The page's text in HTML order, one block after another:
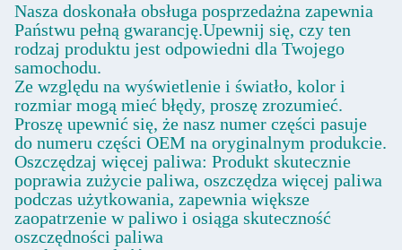
Nasza doskonała obsługa posprzedażna zapewnia
Państwu pełną gwarancję.Upewnij się, czy ten
rodzaj produktu jest odpowiedni dla Twojego
samochodu.
Ze względu na wyświetlenie i światło, kolor i
rozmiar mogą mieć błędy, proszę zrozumieć.
Proszę upewnić się, że nasz numer części pasuje
do numeru części OEM na oryginalnym produkcie.
Oszczędzaj więcej paliwa: Produkt skutecznie
poprawia zużycie paliwa, oszczędza więcej paliwa
podczas użytkowania, zapewnia większe
zaopatrzenie w paliwo i osiąga skuteczność
oszczędności paliwa